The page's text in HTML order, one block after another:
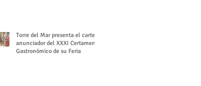
Torre del Mar presenta el cartel
anunciador del XXXI Certamen
Gastronómico de su Feria